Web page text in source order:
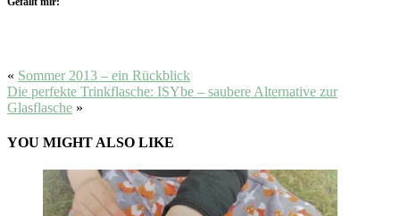
« Sommer 2013 – ein Rückblick
Die perfekte Trinkflasche: ISYbe – saubere Alternative zur
Glasflasche »
YOU MIGHT ALSO LIKE